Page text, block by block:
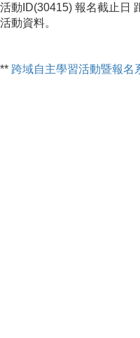
活動ID(30415) 報名截止日
活動資料。
** 跨域自主學習活動暨報名